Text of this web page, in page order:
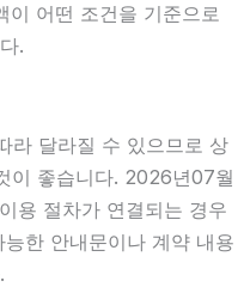
이 어떤 조건을 기준으로
.
라 달라질 수 있으므로 상
이 좋습니다. 2026년07월
용 절차가 연결되는 경우
한 안내문이나 계약 내용